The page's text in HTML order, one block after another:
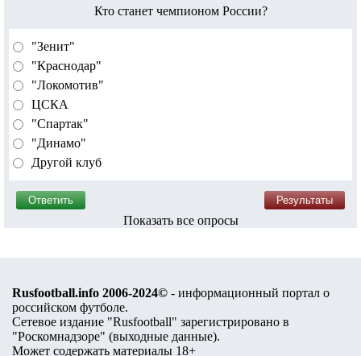
Кто станет чемпионом России?
"Зенит"
"Краснодар"
"Локомотив"
ЦСКА
"Спартак"
"Динамо"
Другой клуб
Показать все опросы
Rusfootball.info 2006-2024© - информационный портал о
российском футболе.
Сетевое издание "Rusfootball" зарегистрировано в
"Роскомнадзоре" (выходные данные).
Может содержать материалы 18+